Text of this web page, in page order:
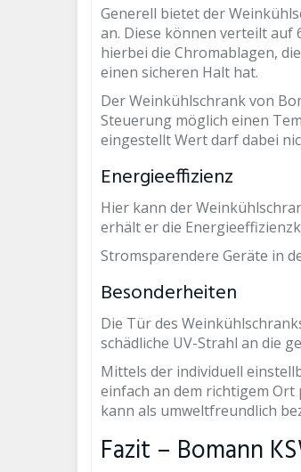
Generell bietet der
an. Diese können verteilt auf
hierbei die Chromablagen,
einen sicheren Halt hat.
Der Weinkühlschrank von
Steuerung möglich einen
eingestellt Wert darf dabei
Energieeffizienz
Hier kann der
erhält er die
Stromsparendere Geräte in
Besonderheiten
Die Tür des
schädliche UV-Strahl an die
Mittels der individuell
einfach an dem richtigem
kann als umweltfreundlich
Fazit – Bomann